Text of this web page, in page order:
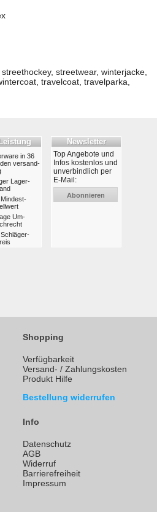
streetwear, winterjacke,
travelcoat, travelparka,
in 36
ver­sand­
Lager­
Mindest­
Um­
Schläger­
Newsletter
Top Angebote und
Infos kostenlos und
unverbindlich per
E-Mail:
Abonnieren
Shopping
Verfügbarkeit
Versand- / Zahlungskosten
Produkt Hilfe
Bestellung widerrufen
Info
Datenschutz
AGB
Widerruf
Barrierefreiheit
Impressum